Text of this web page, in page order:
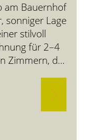
am Bauernhof
sonniger Lage
stilvoll
für 2–4
Zimmern, die